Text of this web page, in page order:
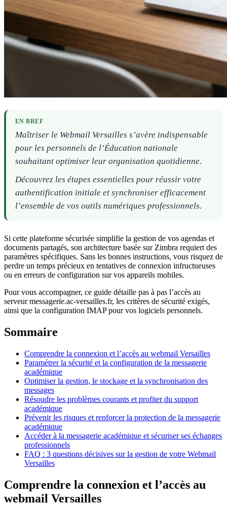
EN BREF
Maîtriser le Webmail Versailles s’avère indispensable
pour les personnels de l’Éducation nationale
souhaitant optimiser leur organisation quotidienne.
Découvrez les étapes essentielles pour réussir votre
authentification initiale et synchroniser efficacement
l’ensemble de vos outils numériques professionnels.
Si cette plateforme sécurisée simplifie la gestion de vos agendas et
documents partagés, son architecture basée sur Zimbra requiert des
paramètres spécifiques. Sans les bonnes instructions, vous risquez de
perdre un temps précieux en tentatives de connexion infructueuses
ou en erreurs de configuration sur vos appareils mobiles.
Pour vous accompagner, ce guide détaille pas à pas l’accès au
serveur messagerie.ac-versailles.fr, les critères de sécurité exigés,
ainsi que la configuration IMAP pour vos logiciels personnels.
Sommaire
Comprendre la connexion et l’accès au webmail Versailles
Paramétrer la sécurité et la configuration de la messagerie
académique
Optimiser la gestion, le stockage et la synchronisation des
messages
Résoudre les problèmes courants et profiter du support
académique
Prévenir les risques et renforcer la protection de la messagerie
académique
Accéder à la messagerie académique et sécuriser ses échanges
professionnels
FAQ : 3 questions décisives sur la gestion de votre Webmail
Versailles
Comprendre la connexion et l’accès au
webmail Versailles